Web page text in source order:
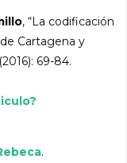
, “La codificación
Cartagena y
69-84.
.